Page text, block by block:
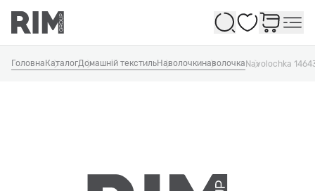
Обране
Головна КаталогДомашній текстильНаволочкинаволочкаNavolochka